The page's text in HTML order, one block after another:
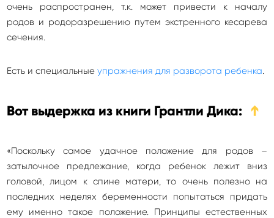
очень распространен, т.к. может привести к началу
родов и родоразрешению путем экстренного кесарева
сечения.
Есть и специальные упражнения для разворота ребенка
Вот выдержка из книги Грантли Дика: ➔
«Поскольку самое удачное положение для родов –
затылочное предлежание, когда ребенок лежит вниз
головой, лицом к спине матери, то очень полезно на
последних неделях беременности попытаться придать
ему именно такое положение. Принципы естественных